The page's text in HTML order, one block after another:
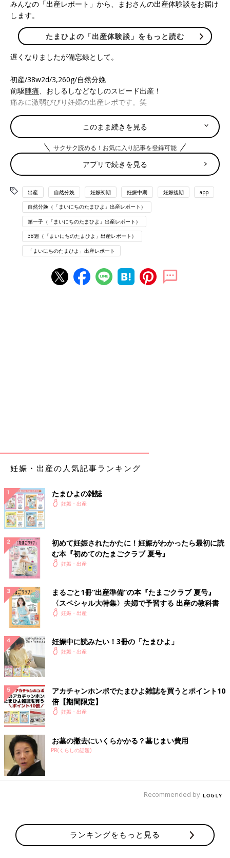
みんなの「出産レポート」から、まおさんの出産体験談をお届け
します。
たまひよの「出産体験談」をもっと読む
遅くなりましたが備忘録として。
初産/38w2d/3,260g/自然分娩
前駆陣痛 、おしるしなどなしのスピード出産！
痛みに激弱びびり妊婦の出産レポです。笑
5/26
38w0dで健診→内診されるが痛すぎて、「まだ全然だね！」と言
5/28
おなかが痛くて目が覚める
いったんトイレに行く
おりものが多い
布団に戻ってうとうと
またおなかが痛くて目が覚める
7:03
痛むのでカウンターをおすと、初回から8分間隔のため、「病院
に連絡しよう！」と出る
7:12
また痛む
9分間隔
横で寝ていた夫を起こす
なぜか洗面所の排水溝掃除をする
7:27
間に１回痛みがあったが、トースト焼いててカウンターを押せ
ず、記録上、間が空く
痛みが収まったタイミングで食パンを1枚食べる
4分間隔で痛むことにびびりながら、いったん食べる手を止めて
耐える
7:37
トーストを食べ切り、さすがに前駆陣痛じゃなさそうと思い、夫
に「今日は休んで！8時に病院に電話する！」とお願い＆宣言
7:41
3分とかになってて焦る
陣痛バッグに充電器やメガネケースなど、当日に入れないといけ
ないものを入れる
7:47
夫にコンビニでおにぎりとパンを買いに行ってもらう
ここからずっと5分間隔を切る
8時すぎて病院に電話→痛みの持続時間を聞かれ、「30秒〜1
このまま続きを見る
サクサク読める！お気に入り記事を登録可能
アプリで続きを見る
出産 自然分娩 妊娠初期 妊娠中期 妊娠後期 app
自然分娩（「まいにちのたまひよ」出産レポート）
第一子（「まいにちのたまひよ」出産レポート）
38週（「まいにちのたまひよ」出産レポート）
「まいにちのたまひよ」出産レポート
妊娠・出産の人気記事ランキング
たまひよの雑誌
妊娠・出産
初めて妊娠されたかたに！妊娠がわかったら最初に読
む本『初めてのたまごクラブ 夏号』
妊娠・出産
まるごと1冊“出産準備”の本『たまごクラブ 夏号』
〈スペシャル大特集〉夫婦で予習する 出産の教科書
妊娠・出産
妊娠中に読みたい！3冊の「たまひよ」
妊娠・出産
アカチャンホンポでたまひよ雑誌を買うとポイント10
倍【期間限定】
妊娠・出産
お墓の撤去にいくらかかる？墓じまい費用
PR(くらしの話題)
Recommended by
ランキングをもっと見る